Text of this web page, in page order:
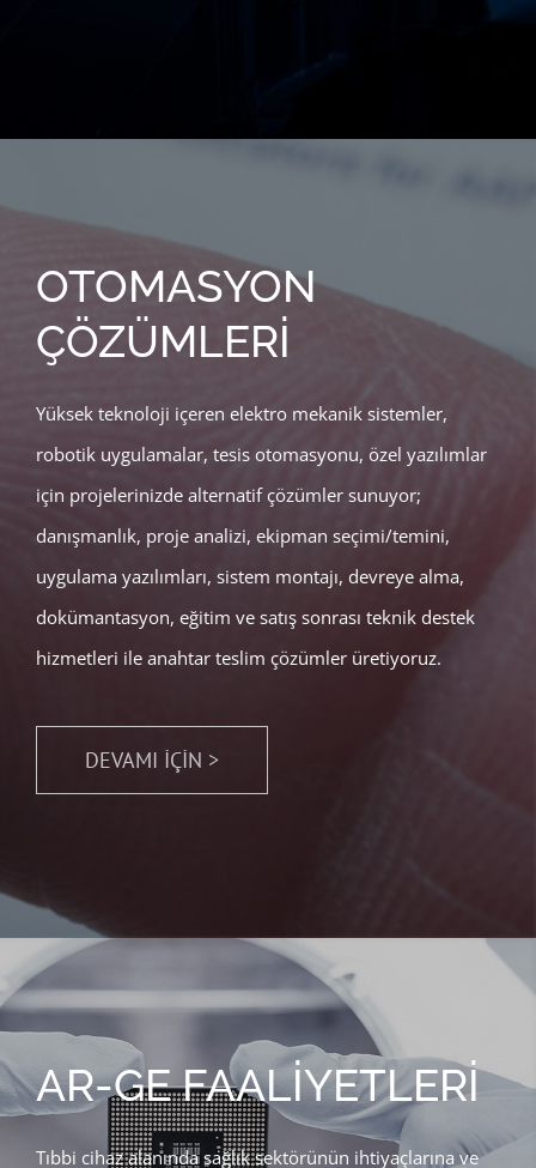
OTOMASYON
ÇÖZÜMLERİ
Yüksek teknoloji içeren elektro mekanik sistemler,
robotik uygulamalar, tesis otomasyonu, özel yazılımlar
için projelerinizde alternatif çözümler sunuyor;
danışmanlık, proje analizi, ekipman seçimi/temini,
uygulama yazılımları, sistem montajı, devreye alma,
dokümantasyon, eğitim ve satış sonrası teknik destek
hizmetleri ile anahtar teslim çözümler üretiyoruz.
DEVAMI İÇİN >
AR-GE FAALİYETLERİ
Tıbbi cihaz alanında sağlık sektörünün ihtiyaçlarına ve